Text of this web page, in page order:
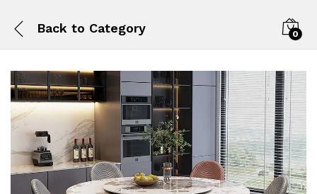
Back to Category 0